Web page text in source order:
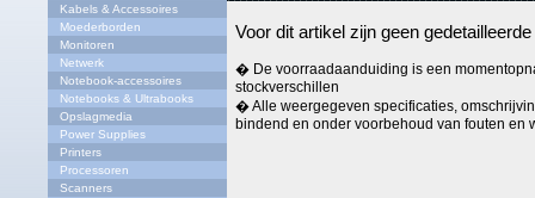
Kabels & Accessoires
Moederborden
Monitoren
Netwerk
Notebook-accessoires
Notebooks & Ultrabooks
Opslagmedia
Power Supplies
Printers
Processoren
Scanners
Voor dit artikel zijn geen
� De voorraadaanduiding is een
stockverschillen
� Alle weergegeven specificaties,
bindend en onder voorbehoud van fouten en